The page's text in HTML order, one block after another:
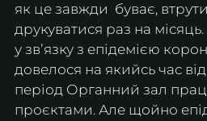
як це завжди  буває,
друкуватися раз на
у звʼязку з епідемією
довелося на якийсь час
період Органний зал
проєктами. Але щойно